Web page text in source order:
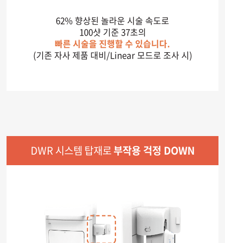
62% 향상된 놀라운 시술 속도로
100샷 기준 37초의
빠른 시술을 진행할 수 있습니다.
(기존 자사 제품 대비/Linear 모드로 조사 시)
DWR 시스템 탑재로부작용 걱정 DOWN